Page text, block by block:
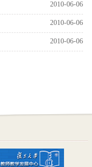
2010-06-06
2010-06-06
2010-06-06